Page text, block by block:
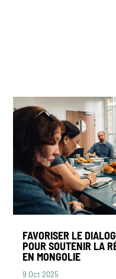
FAVORISER LE
POUR SOUTENIR LA
EN MONGOLIE
9 Oct 2025